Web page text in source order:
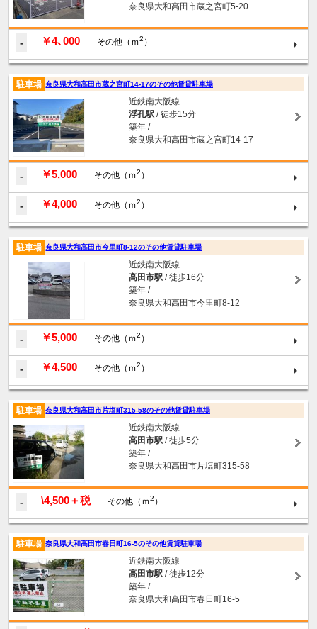
奈良県大和高田市蔵之宮町5-20
- ￥4､000 その他（ｍ2 ）
駐車場 奈良県大和高田市蔵之宮町14-17のその他賃貸駐車場
近鉄南大阪線
浮孔駅/ 徒歩15分
築年 /
奈良県大和高田市蔵之宮町14-17
- ￥5,000 その他（ｍ2 ）
- ￥4,000 その他（ｍ2 ）
駐車場 奈良県大和高田市今里町8-12のその他賃貸駐車場
近鉄南大阪線
高田市駅/ 徒歩16分
築年 /
奈良県大和高田市今里町8-12
- ￥5,000 その他（ｍ2 ）
- ￥4,500 その他（ｍ2 ）
駐車場 奈良県大和高田市片塩町315-58のその他賃貸駐車場
近鉄南大阪線
高田市駅/ 徒歩5分
築年 /
奈良県大和高田市片塩町315-58
- \4,500＋税 その他（ｍ2 ）
駐車場 奈良県大和高田市春日町16-5のその他賃貸駐車場
近鉄南大阪線
高田市駅/ 徒歩12分
築年 /
奈良県大和高田市春日町16-5